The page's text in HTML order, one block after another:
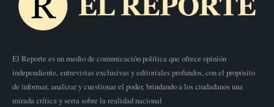
El Reporte es un medio de comunicación política que ofrece opinión
independiente, entrevistas exclusivas y editoriales profundos, con el propósito
de informar, analizar y cuestionar el poder, brindando a los ciudadanos una
mirada crítica y seria sobre la realidad nacional